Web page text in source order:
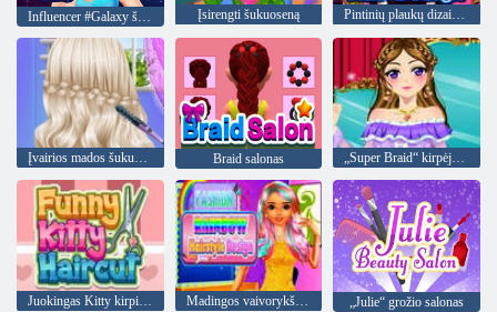
Įsirengti šukuoseną Pintinių plaukų dizainas
Įvairios mados šukuosenos Braid salonas „Super Braid“ kirpėjas HD
Madingos vaivorykštės šukuosenos dizainas „Julie“ grožio salonas